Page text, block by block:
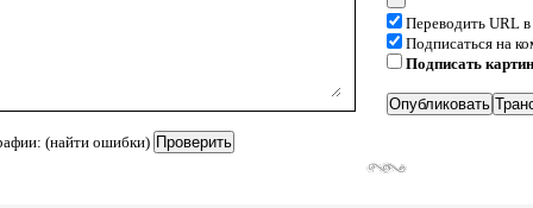
(найти ошибки)
Переводить URL
Подписаться на
Подписать